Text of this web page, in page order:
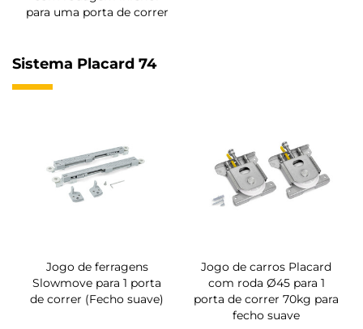
para uma porta de correr
Sistema Placard 74
Jogo de ferragens
Slowmove para 1 porta
de correr (Fecho suave)
Jogo de carros Placard
com roda Ø45 para 1
porta de correr 70kg para
fecho suave